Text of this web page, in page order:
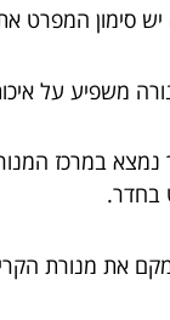
יש סימון המפרט
במרכז
בחדר.